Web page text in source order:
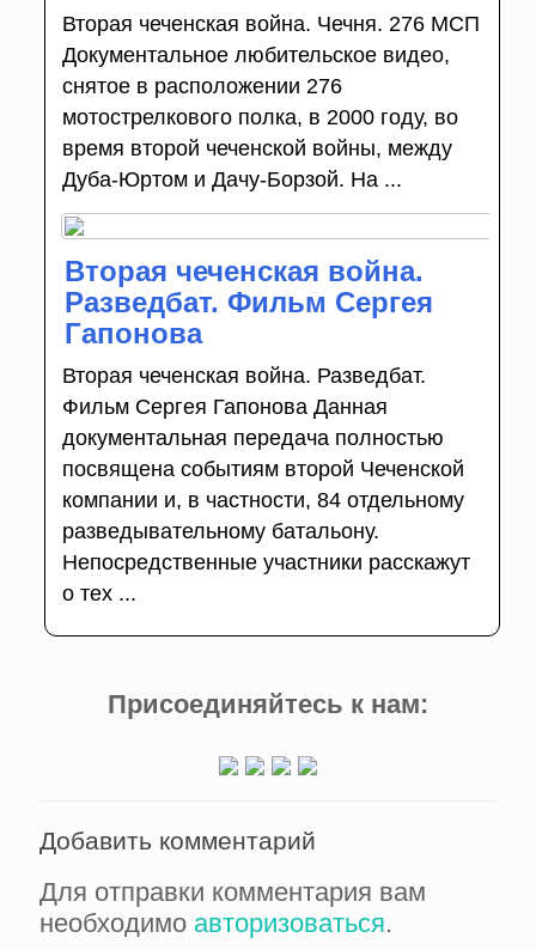
Вторая чеченская война. Чечня. 276 МСП
Документальное любительское видео,
снятое в расположении 276
мотострелкового полка, в 2000 году, во
время второй чеченской войны, между
Дуба-Юртом и Дачу-Борзой. На ...
Вторая чеченская война.
Разведбат. Фильм Сергея
Гапонова
Вторая чеченская война. Разведбат.
Фильм Сергея Гапонова Данная
документальная передача полностью
посвящена событиям второй Чеченской
компании и, в частности, 84 отдельному
разведывательному батальону.
Непосредственные участники расскажут
о тех ...
Присоединяйтесь к нам:
Добавить комментарий
Для отправки комментария вам
необходимо авторизоваться.